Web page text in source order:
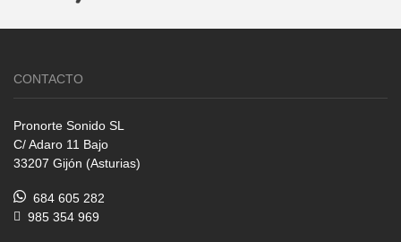
CONTACTO
Pronorte Sonido SL
C/ Adaro 11 Bajo
33207 Gijón (Asturias)
684 605 282
985 354 969